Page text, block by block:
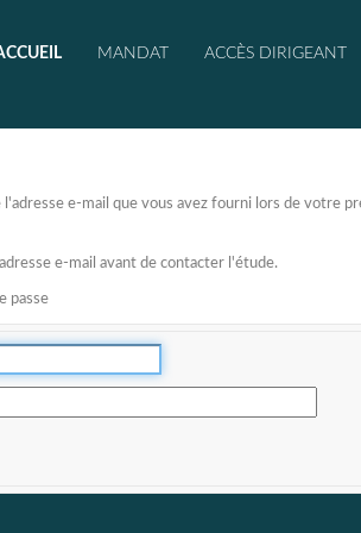
MANDAT ACCÈS DIRIGEANT
e-mail que vous avez fourni lors de votre
e-mail avant de contacter l'étude.
passe